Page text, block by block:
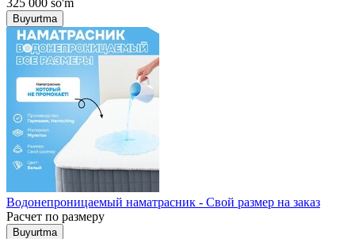
Buyurtma
Водонепроницаемый наматрасник - Свой размер на заказ
Расчет по размеру
Buyurtma